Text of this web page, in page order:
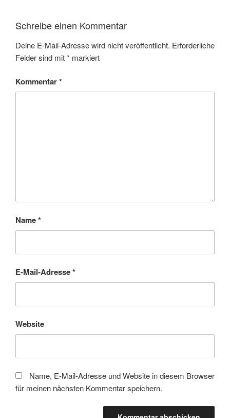
Schreibe einen Kommentar
Deine E-Mail-Adresse wird nicht veröffentlicht. Erforderliche
Felder sind mit* markiert
Kommentar*
Name*
E-Mail-Adresse*
Website
Name, E-Mail-Adresse und Website in diesem Browser
für meinen nächsten Kommentar speichern.